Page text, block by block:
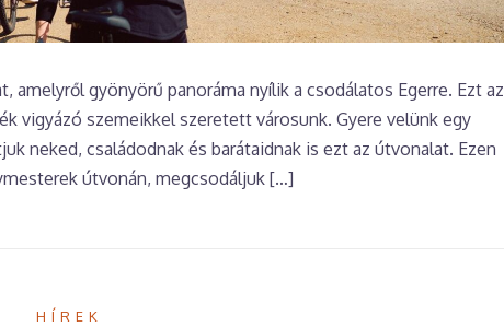
gyönyörű panoráma nyílik a csodálatos Egerre. Ezt az
vigyázó szemeikkel szeretett városunk. Gyere velünk egy
neked, családodnak és barátaidnak is ezt az útvonalat. Ezen
útvonán, megcsodáljuk […]
HÍREK